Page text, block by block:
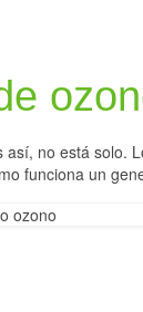
no está
funciona un